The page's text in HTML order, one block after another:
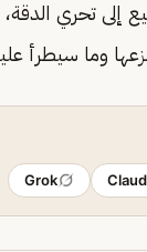
إلى تحري
وما سيطرأ
Grok